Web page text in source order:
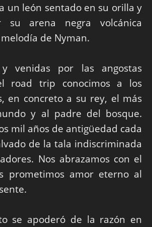
un león sentado en su orilla y
su arena negra volcánica
de Nyman.
venidas por las angostas
road trip conocimos a los
en concreto a su rey, el más
y al padre del bosque.
mil años de antigüedad cada
de la tala indiscriminada
Nos abrazamos con el
prometimos amor eterno al
se apoderó de la razón en